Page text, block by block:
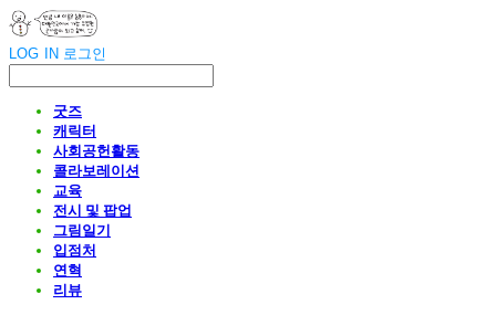
LOG IN 로그인
굿즈
캐릭터
사회공헌활동
콜라보레이션
교육
전시 및 팝업
그림일기
입점처
연혁
리뷰